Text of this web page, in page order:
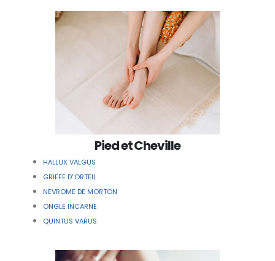
Pied et Cheville
HALLUX VALGUS
GRIFFE D''ORTEIL
NEVROME DE MORTON
ONGLE INCARNE
QUINTUS VARUS